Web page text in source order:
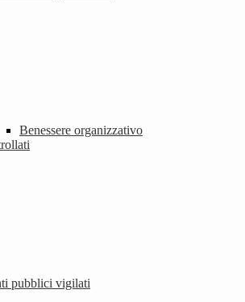
Benessere organizzativo
pubblici vigilati